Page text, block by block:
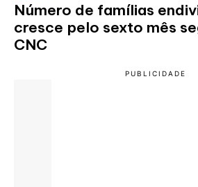
Número de famílias
cresce pelo sexto mês
CNC